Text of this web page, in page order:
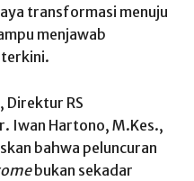
transformasi menuju
menjawab
Direktur RS
Iwan Hartono, M.Kes.,
bahwa peluncuran
bukan sekadar